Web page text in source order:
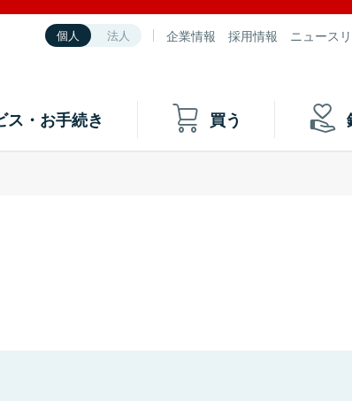
個人 法人 企業情報 採用情報 ニュース
ス・お手続き 買う